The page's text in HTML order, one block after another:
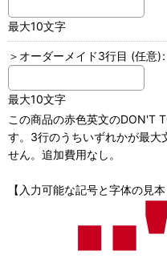
最大10文字
＞オーダーメイド3行目 (任意):
最大10文字
この商品の赤色英文のDON'T
す。3行のうちいずれかが最大
せん。追加費用なし。
【入力可能な記号と字体の見